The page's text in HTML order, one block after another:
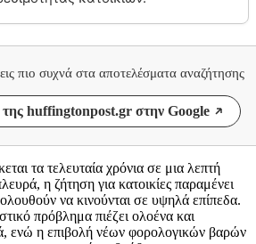
πιο συχνά στα αποτελέσματα αναζήτησης
huffingtonpost.gr στην Google
τα τελευταία χρόνια σε μια λεπτή
η ζήτηση για κατοικίες παραμένει
να κινούνται σε υψηλά επίπεδα.
πρόβλημα πιέζει ολοένα και
ενώ η επιβολή νέων φορολογικών βαρών